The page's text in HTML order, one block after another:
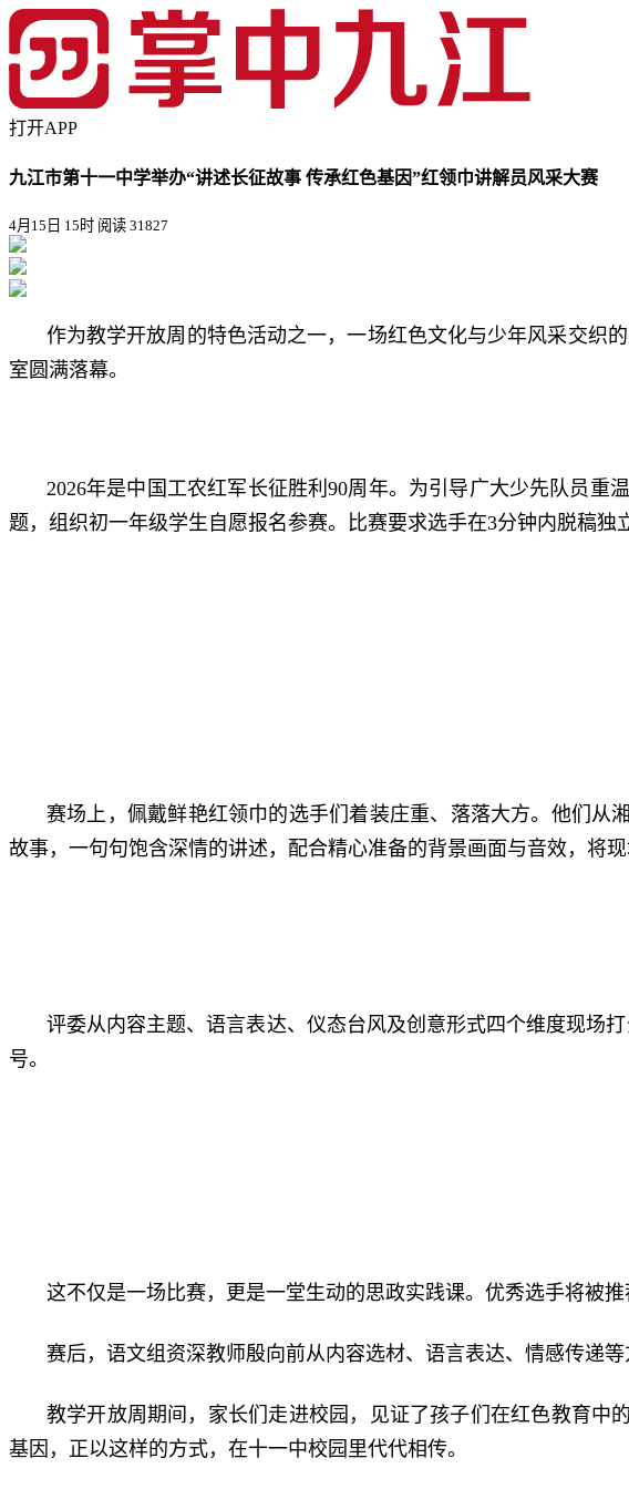
打开APP
九江市第十一中学举办“讲述长征故事 传承红色基因”红领巾讲解员风采大赛
4月15日 15时 阅读 31827
作为教学开放周的特色活动之一，一场红色文化与少年风采交
室圆满落幕。
2026年是中国工农红军长征胜利90周年。为引导广大少先队员
题，组织初一年级学生自愿报名参赛。比赛要求选手在3分钟内脱稿独
赛场上，佩戴鲜艳红领巾的选手们着装庄重、落落大方。他们
故事，一句句饱含深情的讲述，配合精心准备的背景画面与音效，将
评委从内容主题、语言表达、仪态台风及创意形式四个维度现场
号。
这不仅是一场比赛，更是一堂生动的思政实践课。优秀选手将被
赛后，语文组资深教师殷向前从内容选材、语言表达、情感传递
教学开放周期间，家长们走进校园，见证了孩子们在红色教育
基因，正以这样的方式，在十一中校园里代代相传。